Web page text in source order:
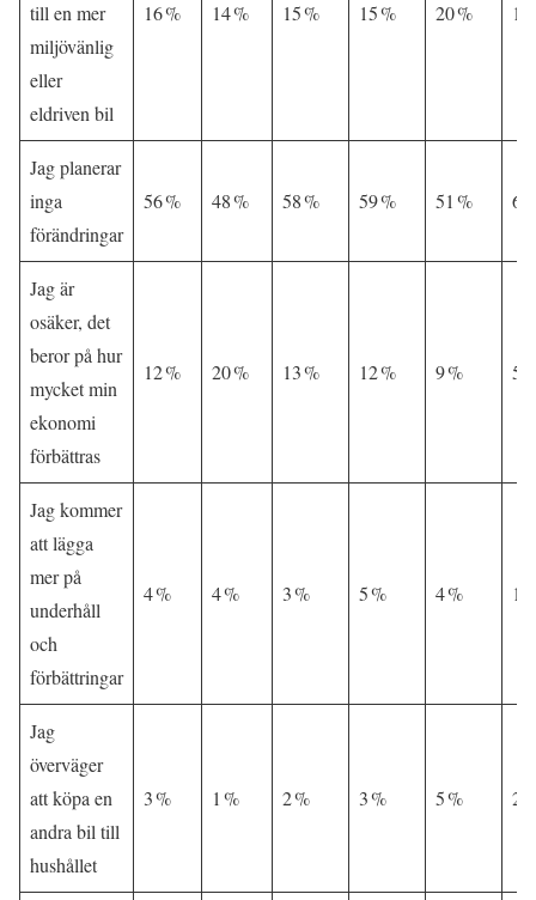
till en mer
miljövänlig
eller
eldriven bil
16 % 14 % 15 % 15 % 20 % 16
Jag planerar
inga
förändringar
56 % 48 % 58 % 59 % 51 % 67
Jag är
osäker, det
beror på hur
mycket min
ekonomi
förbättras
12 % 20 % 13 % 12 % 9 % 5
Jag kommer
att lägga
mer på
underhåll
och
förbättringar
4 % 4 % 3 % 5 % 4 % 1
Jag
överväger
att köpa en
andra bil till
hushållet
3 % 1 % 2 % 3 % 5 % 2